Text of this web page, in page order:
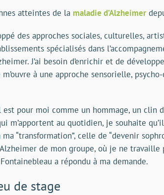
atteintes de la maladie d’Alzheimer
des approches sociales, culturelles,
spécialisés dans
J’ai besoin d’enrichir et de
à une approche sensorielle,
est pour moi comme un hommage, un clin
m’apportent au quotidien, je souhaite
“transformation”, celle de “devenir
de mon groupe, où je ne travaille
a répondu à ma demande.
de stage